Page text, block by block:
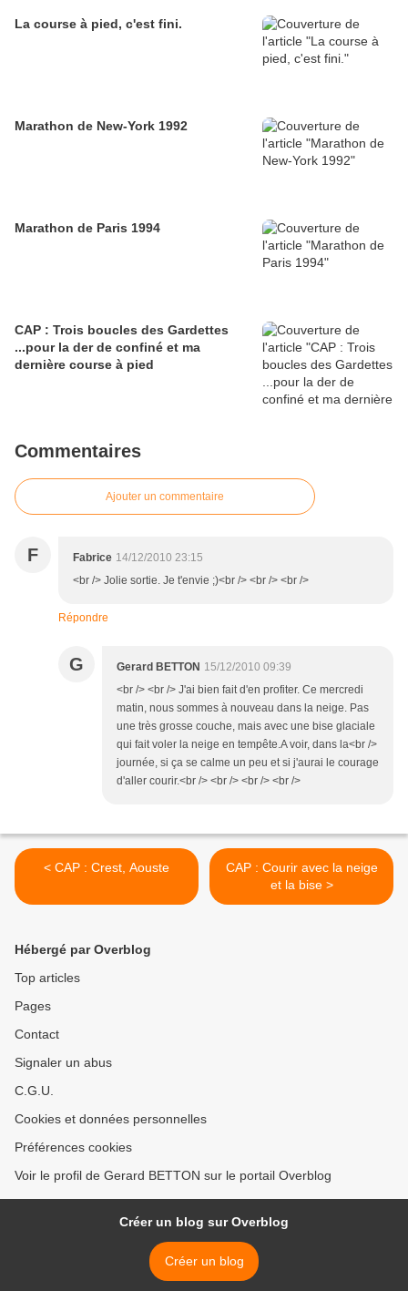
La course à pied, c'est fini.
Marathon de New-York 1992
Marathon de Paris 1994
CAP : Trois boucles des Gardettes
...pour la der de confiné et ma
dernière course à pied
Commentaires
Ajouter un commentaire
F Fabrice 14/12/2010 23:15
<br /> Jolie sortie. Je t'envie ;)<br /> <br /> <br />
Répondre
G Gerard BETTON 15/12/2010 09:39
<br /> <br /> J'ai bien fait d'en profiter. Ce mercredi
matin, nous sommes à nouveau dans la neige. Pas
une très grosse couche, mais avec une bise glaciale
qui fait voler la neige en tempête.A voir, dans la<br />
journée, si ça se calme un peu et si j'aurai le courage
d'aller courir.<br /> <br /> <br /> <br />
< CAP : Crest, Aouste
CAP : Courir avec la neige
et la bise >
Hébergé par Overblog
Top articles
Pages
Contact
Signaler un abus
C.G.U.
Cookies et données personnelles
Préférences cookies
Voir le profil de Gerard BETTON sur le portail Overblog
Créer un blog sur Overblog
Créer un blog